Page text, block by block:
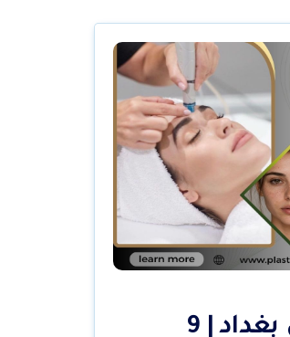
مركز ليزر في بغداد | 9